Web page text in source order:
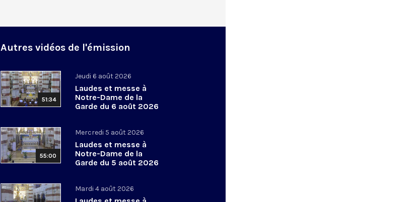
Autres vidéos de l'émission
51:34
Jeudi 6 août 2026
Laudes et messe à
Notre-Dame de la
Garde du 6 août 2026
55:00
Mercredi 5 août 2026
Laudes et messe à
Notre-Dame de la
Garde du 5 août 2026
Mardi 4 août 2026